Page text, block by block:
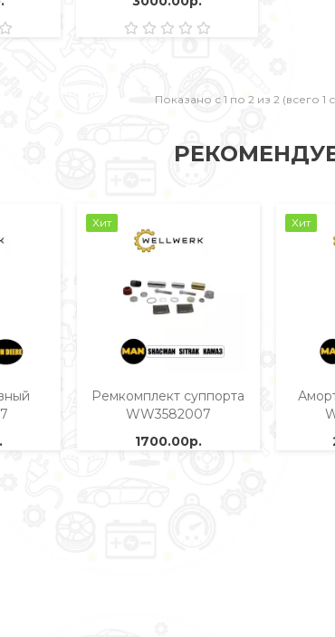
Показано с 1 по 2 из 2 (всего 1
Хит
Ремкомплект суппорта
WW3582007
1700.00р.
Хит